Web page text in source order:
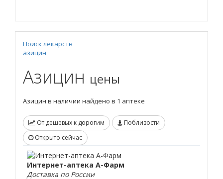
Поиск лекарств
азицин
Азицин цены
Азицин в наличии найдено в 1 аптеке
От дешевых к дорогим
Поблизости
Открыто сейчас
Интернет-аптека А-Фарм
Доставка по России